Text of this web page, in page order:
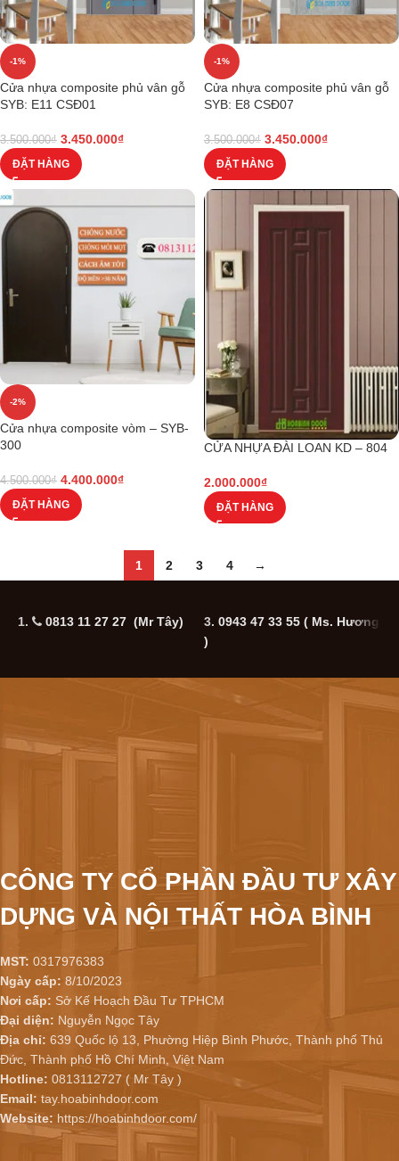
-1%
Cửa nhựa composite phủ vân gỗ
SYB: E11 CSĐ01
3.500.000₫ 3.450.000₫
ĐẶT HÀNG
-1%
Cửa nhựa composite phủ vân gỗ
SYB: E8 CSĐ07
3.500.000₫ 3.450.000₫
ĐẶT HÀNG
-2%
Cửa nhựa composite vòm – SYB-
300
4.500.000₫ 4.400.000₫
ĐẶT HÀNG
CỬA NHỰA ĐÀI LOAN KD – 804
2.000.000₫
ĐẶT HÀNG
1 2 3 4 →
1. 0813 11 27 27 (Mr Tây) 3. 0943 47 33 55 ( Ms. Hương
)
CÔNG TY CỔ PHẦN ĐẦU TƯ XÂY
DỰNG VÀ NỘI THẤT HÒA BÌNH
MST: 0317976383
Ngày cấp: 8/10/2023
Nơi cấp: Sở Kế Hoạch Đầu Tư TPHCM
Đại diện: Nguyễn Ngọc Tây
Địa chỉ: 639 Quốc lộ 13, Phường Hiệp Bình Phước, Thành phố Thủ
Đức, Thành phố Hồ Chí Minh, Việt Nam
Hotline: 0813112727 ( Mr Tây )
Email: tay.hoabinhdoor.com
Website: https://hoabinhdoor.com/